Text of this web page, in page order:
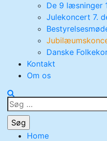
De 9 læsninger
Julekoncert 7.
Danske
Kontakt
Om os
Søg
efter:
Home